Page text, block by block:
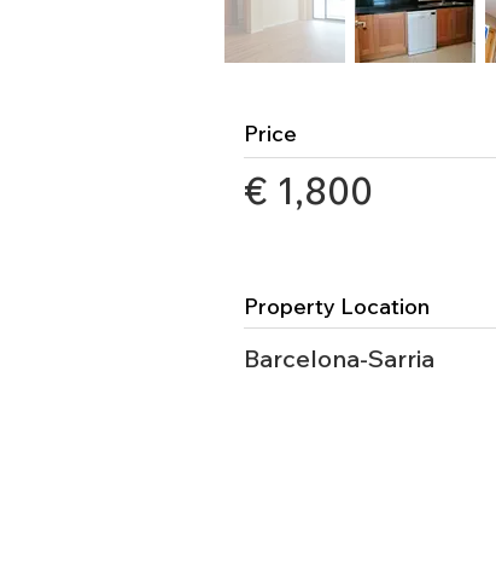
Price
€ 1,800
Property Location
Barcelona-Sarria